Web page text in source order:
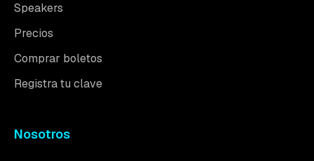
Speakers
Precios
Comprar boletos
Registra tu clave
Nosotros